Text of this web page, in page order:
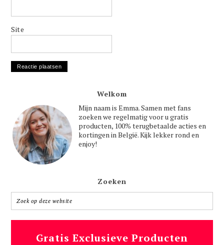
Site
Welkom
Mijn naam is Emma. Samen met fans
zoeken we regelmatig voor u gratis
producten, 100% terugbetaalde acties en
kortingen in België. Kijk lekker rond en
enjoy!
Zoeken
Gratis Exclusieve Producten